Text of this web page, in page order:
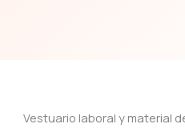
Vestuario laboral y material